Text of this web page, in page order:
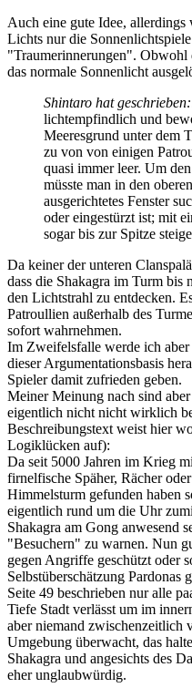
Auch eine gute Idee, allerdings
Lichts nur die
"Traumerinnerungen". Obwohl
das normale Sonnenlicht
Shintaro hat geschrieben:
lichtempfindlich und
Meeresgrund unter dem
zu von von einigen
quasi immer leer. Um
müsste man in den
ausgerichtetes Fenster
oder eingestürzt ist; mit
sogar bis zur Spitze
Da keiner der unteren
dass die Shakagra im Turm bis
den Lichtstrahl zu entdecken.
Patroullien außerhalb des
sofort wahrnehmen.
Im Zweifelsfalle werde ich
dieser Argumentationsbasis
Spieler damit zufrieden geben.
Meiner Meinung nach sind
eigentlich nicht nicht wirklich
Beschreibungstext weist hier
Logiklücken auf):
Da seit 5000 Jahren im Krieg
firnelfische Späher, Rächer
Himmelsturm gefunden haben
eigentlich rund um die Uhr
Shakagra am Gong anwesend
"Besuchern" zu warnen. Nun
gegen Angriffe geschützt oder
Selbstüberschätzung Pardonas
Seite 49 beschrieben nur alle
Tiefe Stadt verlässt um im
aber niemand zwischenzeitlich
Umgebung überwacht, das
Shakagra und angesichts des
eher unglaubwürdig.